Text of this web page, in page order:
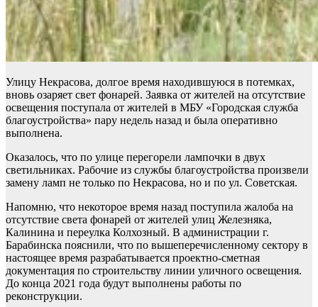
Улицу Некрасова, долгое время находившуюся в потемках,
вновь озаряет свет фонарей. Заявка от жителей на отсутствие
освещения поступала от жителей в МБУ «Городская служба
благоустройства» пару недель назад и была оперативно
выполнена.
Оказалось, что по улице перегорели лампочки в двух
светильниках. Рабочие из службы благоустройства произвели
замену ламп не только по Некрасова, но и по ул. Советская.
Напомню, что некоторое время назад поступила жалоба на
отсутствие света фонарей от жителей улиц Железняка,
Калинина и переулка Колхозный. В администрации г.
Барабинска пояснили, что по вышеперечисленному сектору в
настоящее время разрабатывается проектно-сметная
документация по строительству линии уличного освещения.
До конца 2021 года будут выполнены работы по
реконструкции.